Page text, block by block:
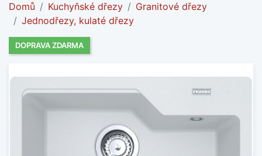
Domů Kuchyňské dřezy
Granitové dřezy
Jednodřezy, kulaté dřezy
DOPRAVA ZDARMA